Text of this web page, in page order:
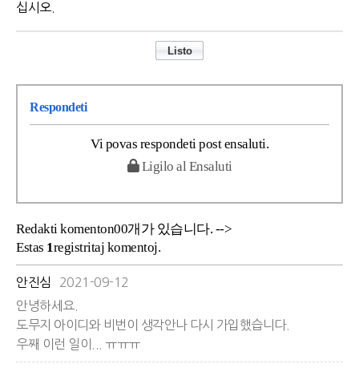
십시오.
Respondeti
Vi povas respondeti post ensaluti.
Ligilo al Ensaluti
Redakti komenton00개가 있습니다. -->
Estas 1registritaj komentoj.
안진심
2021-09-12
안녕하세요.
도무지 아이디와 비번이 생각안나 다시 가입했습니다.
우째 이런 일이... ㅠㅠㅠ